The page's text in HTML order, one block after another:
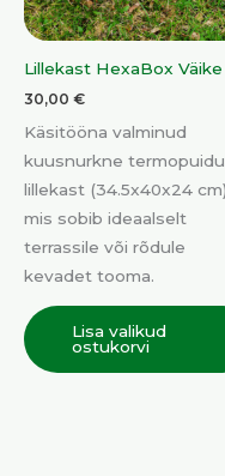
Lillekast HexaBox Väike
30,00 €
Käsitööna valminud
kuusnurkne
lillekast (34.5x40x24
mis sobib ideaalselt
terrassile või rõdule
kevadet tooma.
Lisa valikud
ostukorvi